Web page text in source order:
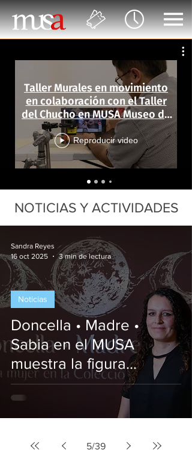
Taller Murales en movimiento
en colaboración con el Taller
del Chucho en MUSA Museo de
las Artes
Reproducir video
NOTICIAS Y ACTIVIDADES
Doncella • Madre •
Sabia en el MUSA
muestra la figura
femenina en el arte
jalisciense
Noticias
Sandra Reyes
16 oct 2025
3 min de lectura
5/39